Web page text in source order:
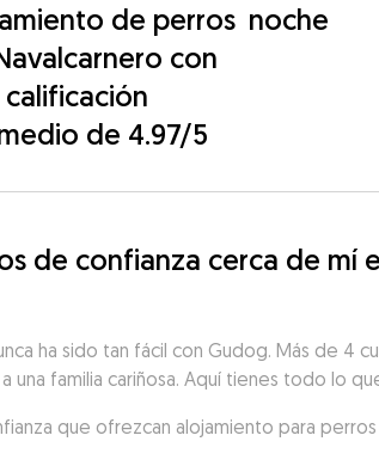
de perros
con
calificación
de 4.97/5
noche
de confianza cerca de mí
ha sido tan fácil con Gudog. Más de 4
familia cariñosa. Aquí tienes todo lo
que ofrezcan alojamiento para